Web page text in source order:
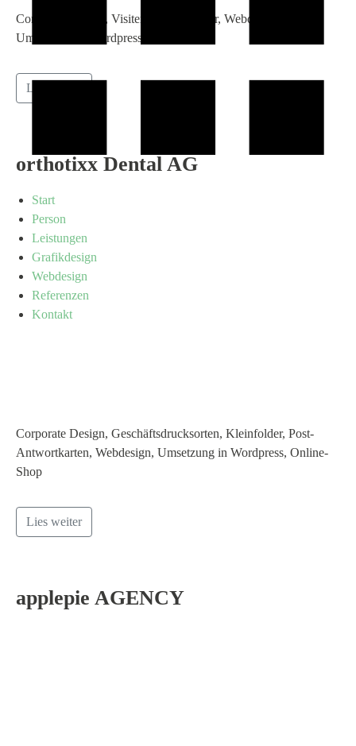
Start
Person
Leistungen
Grafikdesign
Webdesign
Referenzen
Kontakt
Corporate Design, Visitenkarten, Sticker, Webdesign,
Umsetzung in Wordpress
Lies weiter
orthotixx Dental AG
Corporate Design, Geschäftsdrucksorten, Kleinfolder, Post-
Antwortkarten, Webdesign, Umsetzung in Wordpress, Online-
Shop
Lies weiter
applepie AGENCY